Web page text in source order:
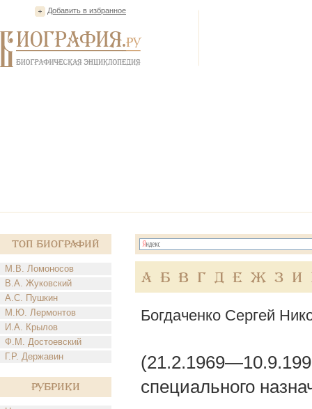
Добавить в избранное
Топ Биографий
М.В. Ломоносов
В.А. Жуковский
А.С. Пушкин
М.Ю. Лермонтов
И.А. Крылов
Ф.М. Достоевский
Г.Р. Державин
Рубрики
А Б В Г Д Е Ж З И
Богдаченко Сергей
специального